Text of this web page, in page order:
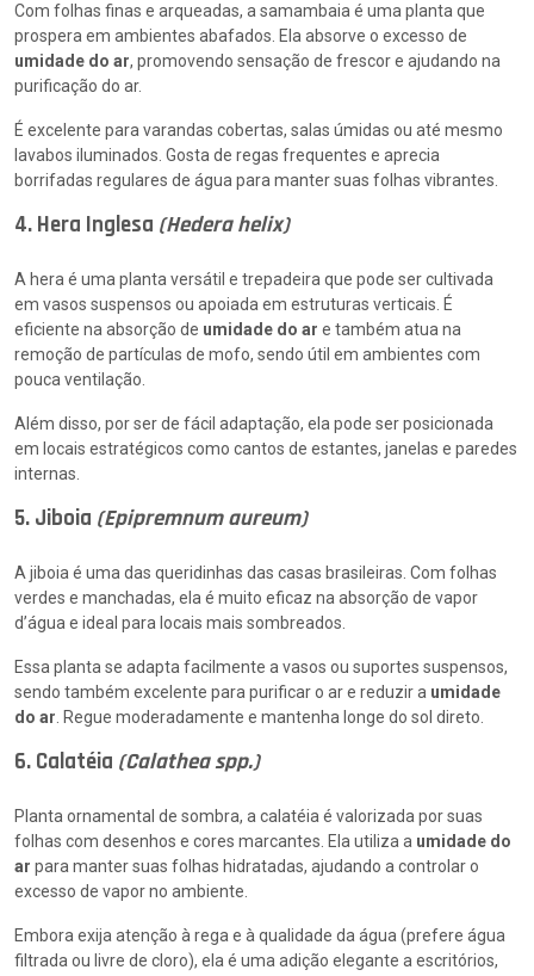
Com folhas finas e arqueadas, a samambaia é uma planta que
prospera em ambientes abafados. Ela absorve o excesso de
umidade do ar, promovendo sensação de frescor e ajudando na
purificação do ar.
É excelente para varandas cobertas, salas úmidas ou até mesmo
lavabos iluminados. Gosta de regas frequentes e aprecia
borrifadas regulares de água para manter suas folhas vibrantes.
4. Hera Inglesa (Hedera helix)
A hera é uma planta versátil e trepadeira que pode ser cultivada
em vasos suspensos ou apoiada em estruturas verticais. É
eficiente na absorção de umidade do ar e também atua na
remoção de partículas de mofo, sendo útil em ambientes com
pouca ventilação.
Além disso, por ser de fácil adaptação, ela pode ser posicionada
em locais estratégicos como cantos de estantes, janelas e paredes
internas.
5. Jiboia (Epipremnum aureum)
A jiboia é uma das queridinhas das casas brasileiras. Com folhas
verdes e manchadas, ela é muito eficaz na absorção de vapor
d’água e ideal para locais mais sombreados.
Essa planta se adapta facilmente a vasos ou suportes suspensos,
sendo também excelente para purificar o ar e reduzir a umidade
do ar. Regue moderadamente e mantenha longe do sol direto.
6. Calatéia (Calathea spp.)
Planta ornamental de sombra, a calatéia é valorizada por suas
folhas com desenhos e cores marcantes. Ela utiliza a umidade do
ar para manter suas folhas hidratadas, ajudando a controlar o
excesso de vapor no ambiente.
Embora exija atenção à rega e à qualidade da água (prefere água
filtrada ou livre de cloro), ela é uma adição elegante a escritórios,